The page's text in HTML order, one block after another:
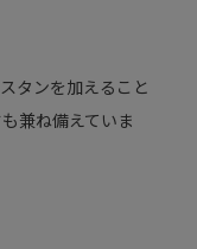
タンを加えること
兼ね備えていま